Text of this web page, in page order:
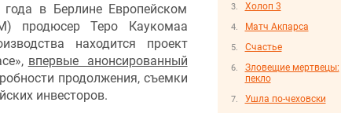
Холоп 3
Матч Акпарса
Счастье
Зловещие мертвецы:
пекло
Ушла по-чеховски
в Берлине Европейском
продюсер Теро Каукомаа
находится проект
впервые анонсированный
продолжения, съемки
инвесторов.